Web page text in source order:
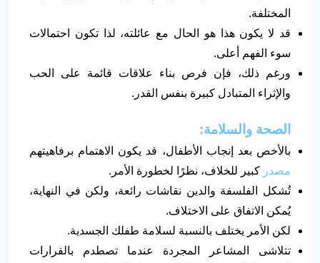
المختلفة.
قد لا يكون هذا هو الحال مع عائلته، لذا تكون احتمالات
سوء الفهم أعلى.
ورغم ذلك، فإن فرص بناء علاقات قائمة على الحب
والإثراء المتبادل كبيرة بنفس القدر.
الصحة والسلامة:
بالأخص بعد إنجاب الأطفال، قد يكون الاهتمام برفاهيتهم
مصدر كبير للخلاف، نظرًا لخطورة الأمر.
تُشكل الفلسفة والدين نقاشات رائعة، ولكن في النهاية،
يُمكن الاتفاق على الاختلاف.
لكن الأمر يختلف بالنسبة لسلامة طفلك الجسدية.
تتلاشى المشاعر المجردة عندما تصطدم بالقرارات